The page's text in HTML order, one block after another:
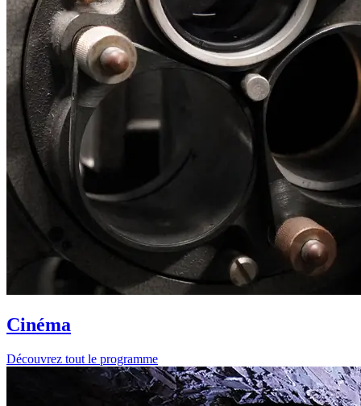
Cinéma
Découvrez tout le programme